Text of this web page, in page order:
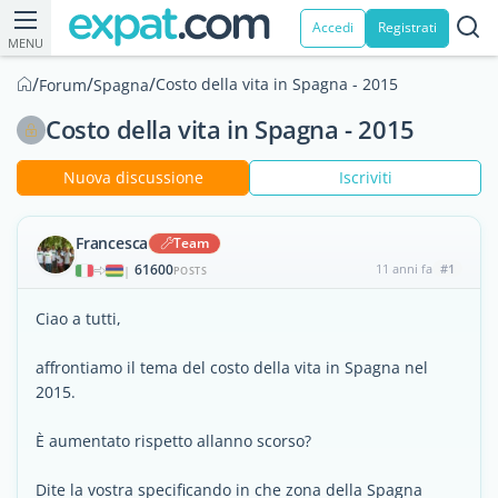
MENU
Accedi Registrati
/Forum/Spagna/Costo della vita in Spagna - 2015
Costo della vita in Spagna - 2015
Nuova discussione Iscriviti
Francesca Team
| 61600POSTS 11 anni fa #1
Ciao a tutti,
affrontiamo il tema del costo della vita in Spagna nel
2015.
È aumentato rispetto allanno scorso?
Dite la vostra specificando in che zona della Spagna